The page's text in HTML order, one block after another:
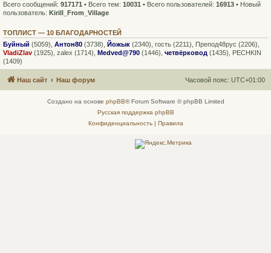
Всего сообщений: 917171 • Всего тем: 10031 • Всего пользователей: 16913 • Новый
пользователь: Kirill_From_Village
ТОПЛИСТ — 10 БЛАГОДАРНОСТЕЙ
Буйный (5059), Антон80 (3738), Йожык (2340), гость (2211), Препод48рус (2206),
VladiZlav (1925), zalex (1714), Medved@790 (1446), четвёрковод (1435), PECHKIN
(1409)
Наш сайт Наш форум Часовой пояс: UTC+01:00
Создано на основе phpBB® Forum Software © phpBB Limited
Русская поддержка phpBB
Конфиденциальность| Правила